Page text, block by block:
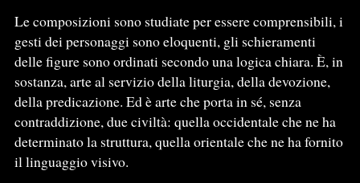
Le composizioni sono studiate per essere comprensibili, i
gesti dei personaggi sono eloquenti, gli schieramenti
delle figure sono ordinati secondo una logica chiara. È, in
sostanza, arte al servizio della liturgia, della devozione,
della predicazione. Ed è arte che porta in sé, senza
contraddizione, due civiltà: quella occidentale che ne ha
determinato la struttura, quella orientale che ne ha fornito
il linguaggio visivo.